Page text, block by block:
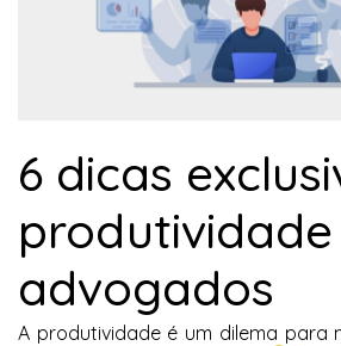
6 dicas
advogados
A produtividade é um dilema para